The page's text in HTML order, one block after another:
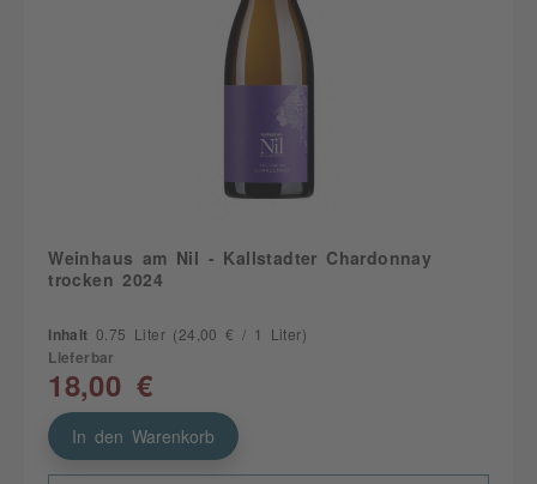
Weinhaus am Nil - Kallstadter Chardonnay
trocken 2024
Inhalt 0.75 Liter (24,00 € / 1 Liter)
Lieferbar
18,00 €
In den Warenkorb